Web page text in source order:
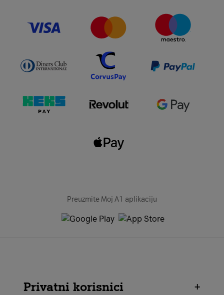
Preuzmite Moj A1 aplikaciju
Privatni korisnici
+